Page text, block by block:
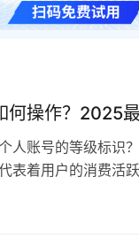
操作？2025最
人账号的等级标识
表着用户的消费活